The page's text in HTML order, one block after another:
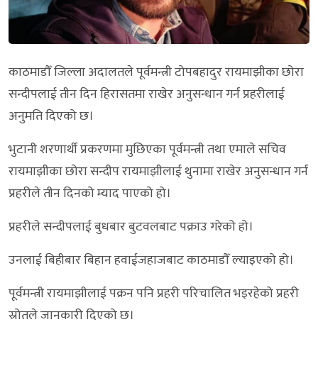
काठमाडौँ जिल्ला अदालतले पूर्वमन्त्री टोपबहादुर रायमाझीका छोरा
सन्दीपलाई तीन दिन हिरासतमा राखेर अनुसन्धान गर्न प्रहरीलाई
अनुमति दिएको छ।
भुटानी शरणार्थी प्रकरणमा मुछिएका पूर्वमन्त्री तथा एमाले सचिव
रायमाझीका छोरा सन्दीप रायमाझीलाई थुनामा राखेर अनुसन्धान गर्न
प्रहरीले तीन दिनको म्याद पाएको हो।
प्रहरीले सन्दीपलाई बुधबार बुटवलबाट पक्राउ गरेको हो।
उनलाई बिहीबार बिहान हवाईजहाजबाट काठमाडौँ ल्याइएको हो।
पूर्वमन्त्री रायमाझीलाई पक्रन पनि प्रहरी परिचालित भइरहेको प्रहरी
स्रोतले जानकारी दिएको छ।